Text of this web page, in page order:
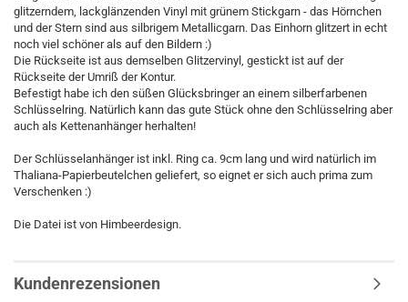
glitzerndem, lackglänzenden Vinyl mit grünem Stickgarn - das Hörnchen
und der Stern sind aus silbrigem Metallicgarn. Das Einhorn glitzert in echt
noch viel schöner als auf den Bildern :)
Die Rückseite ist aus demselben Glitzervinyl, gestickt ist auf der
Rückseite der Umriß der Kontur.
Befestigt habe ich den süßen Glücksbringer an einem silberfarbenen
Schlüsselring. Natürlich kann das gute Stück ohne den Schlüsselring aber
auch als Kettenanhänger herhalten!
Der Schlüsselanhänger ist inkl. Ring ca. 9cm lang und wird natürlich im
Thaliana-Papierbeutelchen geliefert, so eignet er sich auch prima zum
Verschenken :)
Die Datei ist von Himbeerdesign.
Kundenrezensionen